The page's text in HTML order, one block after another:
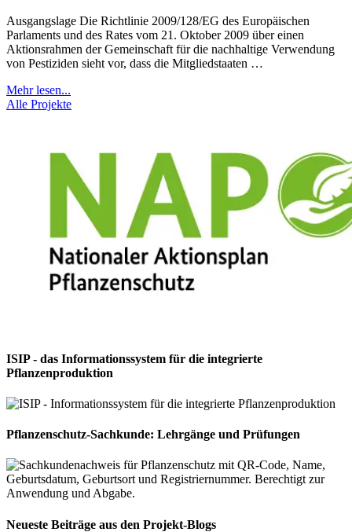
Ausgangslage Die Richtlinie 2009/128/EG des Europäischen
Parlaments und des Rates vom 21. Oktober 2009 über einen
Aktionsrahmen der Gemeinschaft für die nachhaltige Verwendung
von Pestiziden sieht vor, dass die Mitgliedstaaten …
Mehr lesen...
Alle Projekte
ISIP - das Informationssystem für die integrierte
Pflanzenproduktion
Pflanzenschutz-Sachkunde: Lehrgänge und Prüfungen
Neueste Beiträge aus den Projekt-Blogs